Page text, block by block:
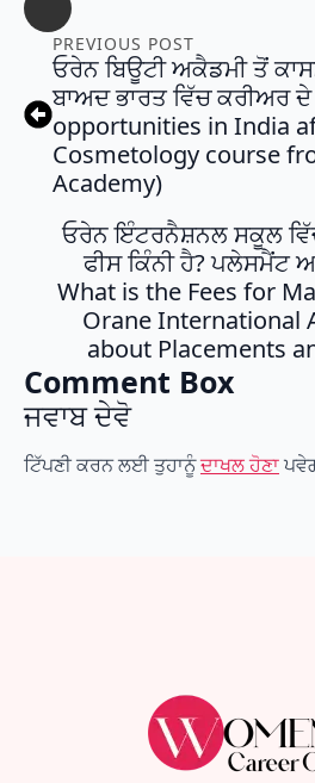
PREVIOUS POST
ਓਰੇਨ ਬਿਊਟੀ ਅਕੈਡਮੀ ਤੋਂ
ਬਾਅਦ ਭਾਰਤ ਵਿੱਚ ਕਰੀਅਰ
opportunities in India
Cosmetology course
Academy)
ਓਰੇਨ ਇੰਟਰਨੈਸ਼ਨਲ ਸਕੂਲ
ਫੀਸ ਕਿੰਨੀ ਹੈ? ਪਲੇਸਮੈਂਟ
What is the Fees for
Orane International
about Placements
Comment Box
ਜਵਾਬ ਦੇਵੋ
ਟਿੱਪਣੀ ਕਰਨ ਲਈ ਤੁਹਾਨੂੰਦਾਖਲ ਹੋਣਾ